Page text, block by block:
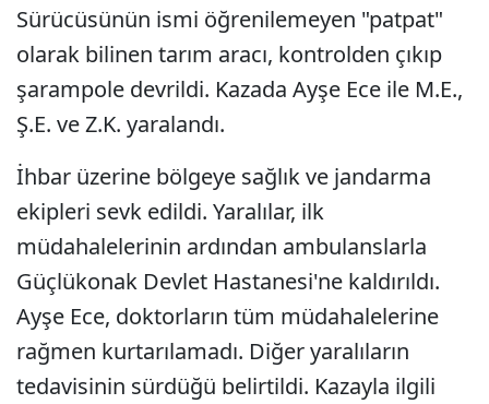
Sürücüsünün ismi öğrenilemeyen "patpat"
olarak bilinen tarım aracı, kontrolden çıkıp
şarampole devrildi. Kazada Ayşe Ece ile M.E.,
Ş.E. ve Z.K. yaralandı.
İhbar üzerine bölgeye sağlık ve jandarma
ekipleri sevk edildi. Yaralılar, ilk
müdahalelerinin ardından ambulanslarla
Güçlükonak Devlet Hastanesi'ne kaldırıldı.
Ayşe Ece, doktorların tüm müdahalelerine
rağmen kurtarılamadı. Diğer yaralıların
tedavisinin sürdüğü belirtildi. Kazayla ilgili